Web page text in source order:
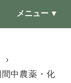
メニュー ▼
中農薬・化